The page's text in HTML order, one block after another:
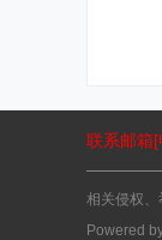
联系邮箱
相关侵权
Powered